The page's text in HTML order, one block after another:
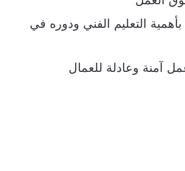
التعليم الفني ودوره في
آمنة وعادلة للعمال